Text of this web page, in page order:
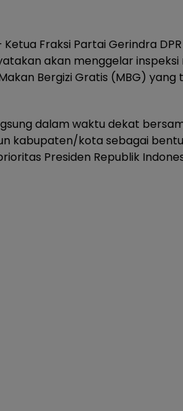
Ketua Fraksi Partai Gerindra
akan menggelar
Bergizi Gratis (MBG) yang
dalam waktu dekat
kabupaten/kota sebagai
Presiden Republik